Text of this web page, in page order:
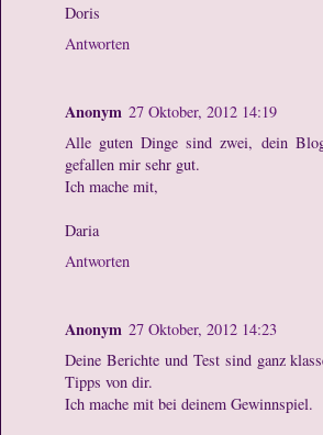
Doris
Antworten
Anonym 27 Oktober, 2012 14:19
Alle guten Dinge sind zwei, dein
gefallen mir sehr gut.
Ich mache mit,
Daria
Antworten
Anonym 27 Oktober, 2012 14:23
Deine Berichte und Test sind ganz
Tipps von dir.
Ich mache mit bei deinem Gewinnspiel.